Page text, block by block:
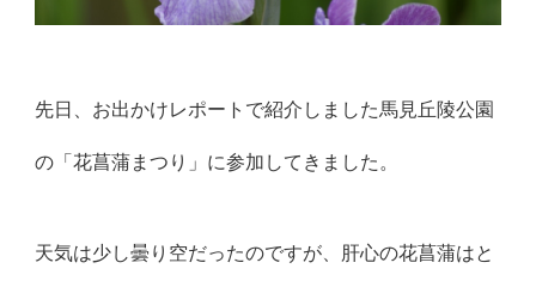
先日、お出かけレポートで紹介しました馬見丘陵公園
の「花菖蒲まつり」に参加してきました。
天気は少し曇り空だったのですが、肝心の花菖蒲はと